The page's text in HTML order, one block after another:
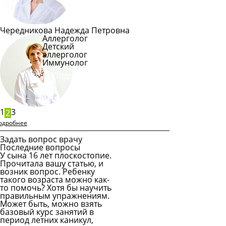
Чередникова Надежда Петровна
Аллерголог
Детский
аллерголог
Иммунолог
Подробнее
1 23
Задать вопрос врачу
Последние вопросы
У сына 16 лет плоскостопие.
Прочитала вашу статью, и
возник вопрос. Ребенку
такого возраста можно как-
то помочь? Хотя бы научить
правильным упражнениям.
Может быть, можно взять
базовый курс занятий в
период летних каникул,